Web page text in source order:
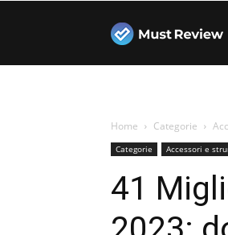
Home Categorie
Categorie Accessori e
41